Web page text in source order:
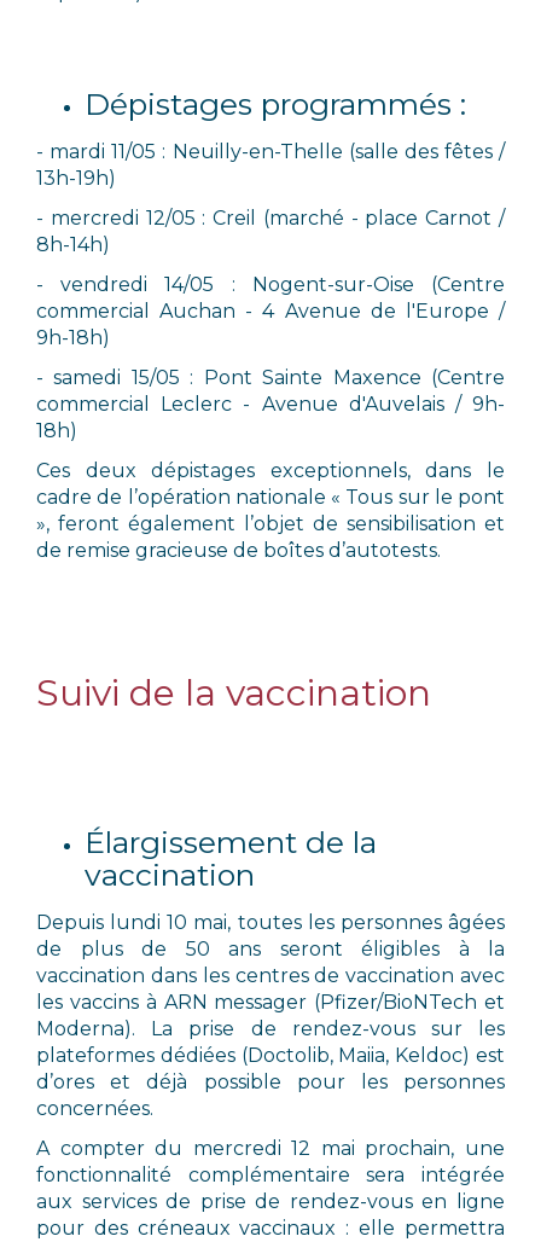
Dépistages programmés :
- mardi 11/05 : Neuilly-en-Thelle (salle des fêtes /
13h-19h)
- mercredi 12/05 : Creil (marché - place Carnot /
8h-14h)
- vendredi 14/05 : Nogent-sur-Oise (Centre
commercial Auchan - 4 Avenue de l'Europe /
9h-18h)
- samedi 15/05 : Pont Sainte Maxence (Centre
commercial Leclerc - Avenue d'Auvelais / 9h-
18h)
Ces deux dépistages exceptionnels, dans le
cadre de l’opération nationale « Tous sur le pont
», feront également l’objet de sensibilisation et
de remise gracieuse de boîtes d’autotests.
Suivi de la vaccination
Élargissement de la
vaccination
Depuis lundi 10 mai, toutes les personnes âgées
de plus de 50 ans seront éligibles à la
vaccination dans les centres de vaccination avec
les vaccins à ARN messager (Pfizer/BioNTech et
Moderna). La prise de rendez-vous sur les
plateformes dédiées (Doctolib, Maiia, Keldoc) est
d’ores et déjà possible pour les personnes
concernées.
A compter du mercredi 12 mai prochain, une
fonctionnalité complémentaire sera intégrée
aux services de prise de rendez-vous en ligne
pour des créneaux vaccinaux : elle permettra